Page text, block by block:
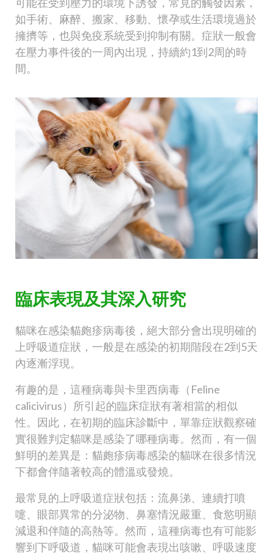
如手術、麻醉、搬家、移動、懷孕或生活環境過於
擁擠等，也與免疫系統受到抑制有關。症狀一般會
在壓力事件後的一周內出現，持續約1到2周的時
間。
臨床表現及其深入研究
貓咪在感染貓皰疹病毒後，絕大部分會出現明確的
上呼吸道症狀，一般是在感染的初期階段在2到5天
內逐漸浮現。
有趣的是，這種病毒與卡里西病毒（Feline
calicivirus）所引起的臨床症狀有著相當的相似
性。因此，在初期的臨床診斷中，單靠症狀觀察確
實很難判定貓咪是感染了哪種病毒。然而，有一個
鮮明的差異是：貓皰疹病毒感染的貓咪在很多情況
下都會伴隨著較高的體溫或發燒。
最常見的上呼吸道症狀包括：流鼻涕、連續打噴
嚏、眼部異常的分泌物、鼻塞情況嚴重、食慾明顯
減退和伴隨的高熱等。然而，這種病毒也有可能影
響到下呼吸道，貓咪可能會表現出咳嗽、呼吸速度